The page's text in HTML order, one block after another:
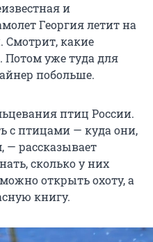
и
Георгия летит на
Смотрит, какие
Потом уже туда для
побольше.
птиц России.
с птицами — куда они,
— рассказывает
сколько у них
открыть охоту, а
книгу.